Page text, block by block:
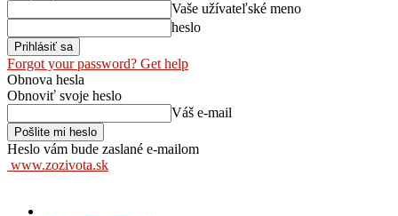
Vaše užívateľské meno
heslo
Forgot your password? Get help
Obnova hesla
Obnoviť svoje heslo
Váš e-mail
Heslo vám bude zaslané e-mailom
www.zozivota.sk